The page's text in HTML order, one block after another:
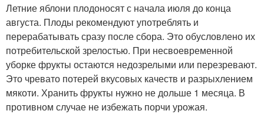
Летние яблони плодоносят с начала июля до конца
августа. Плоды рекомендуют употреблять и
перерабатывать сразу после сбора. Это обусловлено их
потребительской зрелостью. При несвоевременной
уборке фрукты остаются недозрелыми или перезревают.
Это чревато потерей вкусовых качеств и разрыхлением
мякоти. Хранить фрукты нужно не дольше 1 месяца. В
противном случае не избежать порчи урожая.